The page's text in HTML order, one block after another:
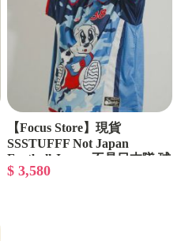
【Focus Store】現貨
SSSTUFFF Not Japan
Football Jersey 不是日本隊 球
衣
$ 3,580